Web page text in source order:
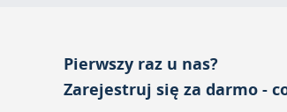
Pierwszy raz u nas?
Zarejestruj się za darmo -